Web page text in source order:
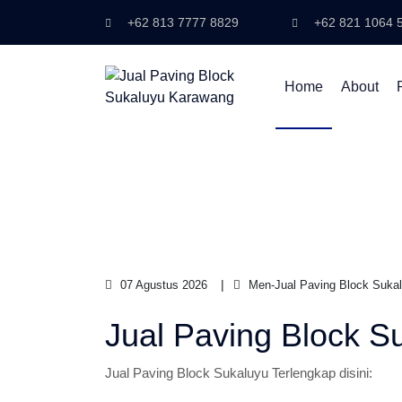
+62 813 7777 8829 +62 821 1064
Home About
07 Agustus 2026 Men-Jual Paving Block
Jual Paving Block
Jual Paving Block Sukaluyu Terlengkap disini: